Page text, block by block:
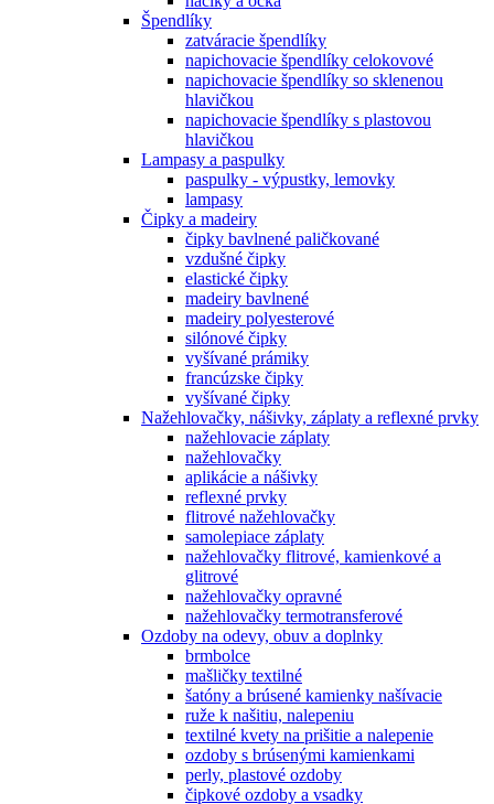
Špendlíky
zatváracie špendlíky
napichovacie špendlíky celokovové
napichovacie špendlíky so sklenenou
hlavičkou
napichovacie špendlíky s plastovou
hlavičkou
Lampasy a paspulky
paspulky - výpustky, lemovky
lampasy
Čipky a madeiry
čipky bavlnené paličkované
vzdušné čipky
elastické čipky
madeiry bavlnené
madeiry polyesterové
silónové čipky
vyšívané prámiky
francúzske čipky
vyšívané čipky
Nažehlovačky, nášivky, záplaty a reflexné prvky
nažehlovacie záplaty
nažehlovačky
aplikácie a nášivky
reflexné prvky
flitrové nažehlovačky
samolepiace záplaty
nažehlovačky flitrové, kamienkové a
glitrové
nažehlovačky opravné
nažehlovačky termotransferové
Ozdoby na odevy, obuv a doplnky
brmbolce
mašličky textilné
šatóny a brúsené kamienky našívacie
ruže k našitiu, nalepeniu
textilné kvety na prišitie a nalepenie
ozdoby s brúsenými kamienkami
perly, plastové ozdoby
čipkové ozdoby a vsadky